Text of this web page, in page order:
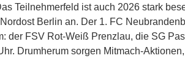
Teilnehmerfeld ist auch 2026 stark
Berlin an. Der 1. FC
der FSV Rot-Weiß Prenzlau, die SG
Drumherum sorgen Mitmach-